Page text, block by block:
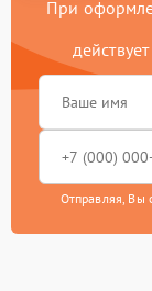
При
Отправляя, Вы